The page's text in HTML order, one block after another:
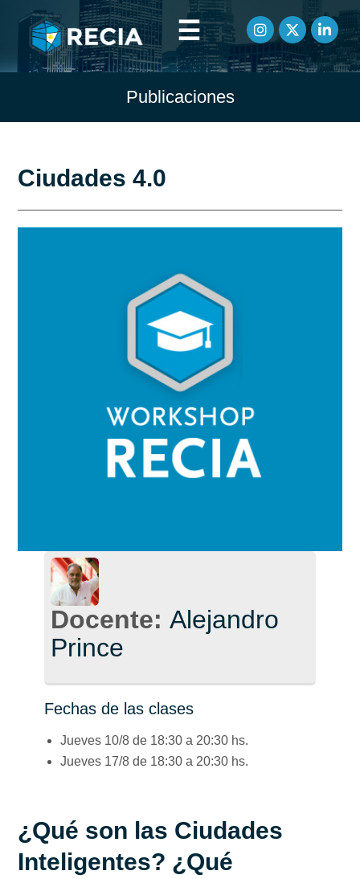
☰
Publicaciones
Ciudades 4.0
Docente: Alejandro
Prince
Fechas de las clases
Jueves 10/8 de 18:30 a 20:30 hs.
Jueves 17/8 de 18:30 a 20:30 hs.
¿Qué son las Ciudades
Inteligentes? ¿Qué